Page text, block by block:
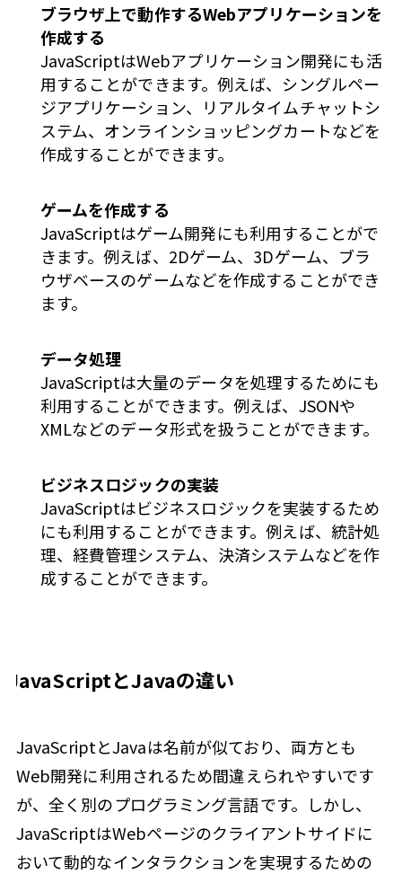
ブラウザ上で動作するWebアプリケーションを
作成する
JavaScriptはWebアプリケーション開発にも活
用することができます。例えば、シングルペー
ジアプリケーション、リアルタイムチャットシ
ステム、オンラインショッピングカートなどを
作成することができます。
ゲームを作成する
JavaScriptはゲーム開発にも利用することがで
きます。例えば、2Dゲーム、3Dゲーム、ブラ
ウザベースのゲームなどを作成することができ
ます。
データ処理
JavaScriptは大量のデータを処理するためにも
利用することができます。例えば、JSONや
XMLなどのデータ形式を扱うことができます。
ビジネスロジックの実装
JavaScriptはビジネスロジックを実装するため
にも利用することができます。例えば、統計処
理、経費管理システム、決済システムなどを作
成することができます。
JavaScriptとJavaの違い
JavaScriptとJavaは名前が似ており、両方とも
Web開発に利用されるため間違えられやすいです
が、全く別のプログラミング言語です。しかし、
JavaScriptはWebページのクライアントサイドに
おいて動的なインタラクションを実現するための